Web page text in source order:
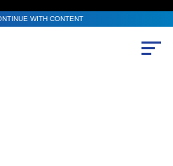
WITH CONTENT